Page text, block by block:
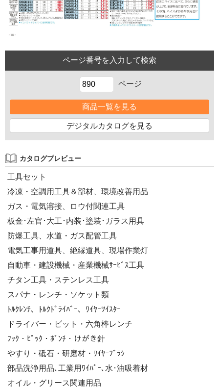
ページ
商品一覧を見る
デジタルカタログを見る
カタログプレビュー
工具セット
冷凍・空調用工具＆部材、環境改善用品
ガス・電気溶接、ロウ付関連工具
板金･左官･大工･内装･塗装･ガラス用具
防爆工具、水道・ガス配管工具
電気工事用道具、絶縁道具、現場作業灯
自動車・建設機械・産業機械ｻｰﾋﾞｽ工具
チタン工具・ステンレス工具
スパナ・レンチ・ソケット類
ﾄﾙｸﾚﾝﾁ、ﾄﾙｸﾄﾞﾗｲﾊﾞｰ、ﾜｲﾔｰﾂｲｽﾀｰ
ドライバー・ビット・六角棒レンチ
ﾌｯｸ・ﾋﾟｯｸ・ﾎﾟﾝﾁ・けがき針
やすり・砥石・研磨材・ﾜｲﾔｰﾌﾞﾗｼ
部品洗浄用品､工業用ﾜｲﾊﾟｰ､水･油吸着材
オイル・グリース関連用品